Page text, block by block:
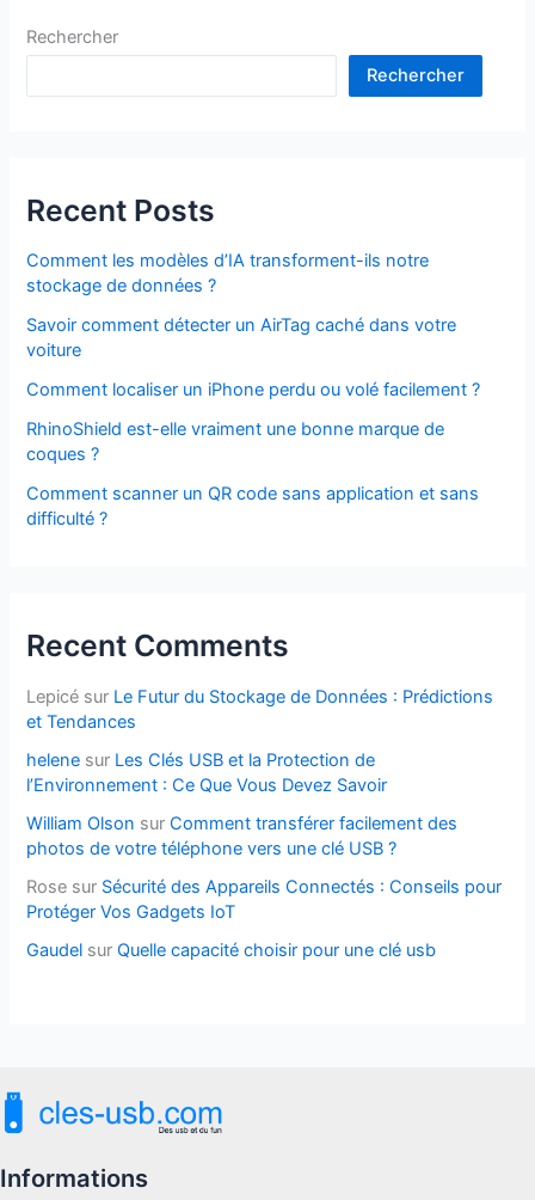
Rechercher
Rechercher
Recent Posts
Comment les modèles d’IA transforment-ils notre
stockage de données ?
Savoir comment détecter un AirTag caché dans votre
voiture
Comment localiser un iPhone perdu ou volé facilement ?
RhinoShield est-elle vraiment une bonne marque de
coques ?
Comment scanner un QR code sans application et sans
difficulté ?
Recent Comments
Lepicé sur Le Futur du Stockage de Données : Prédictions
et Tendances
helene sur Les Clés USB et la Protection de
l’Environnement : Ce Que Vous Devez Savoir
William Olson surComment transférer facilement des
photos de votre téléphone vers une clé USB ?
Rose sur Sécurité des Appareils Connectés : Conseils pour
Protéger Vos Gadgets IoT
Gaudel surQuelle capacité choisir pour une clé usb
Informations